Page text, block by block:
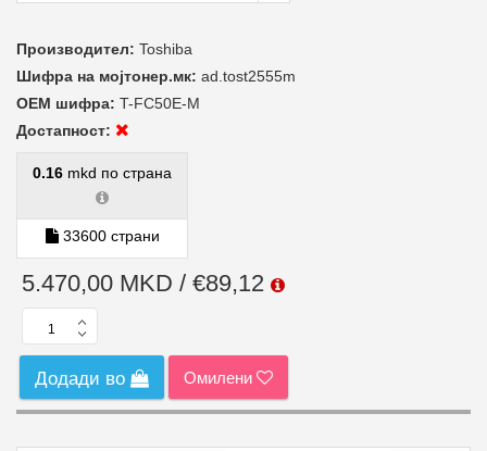
Производител: Toshiba
Шифра на мојтонер.мк: ad.tost2555m
ОЕМ шифра: T-FC50E-M
Достапност:
0.16 mkd по страна
33600 страни
5.470,00 MKD / €89,12
Додади во Омилени